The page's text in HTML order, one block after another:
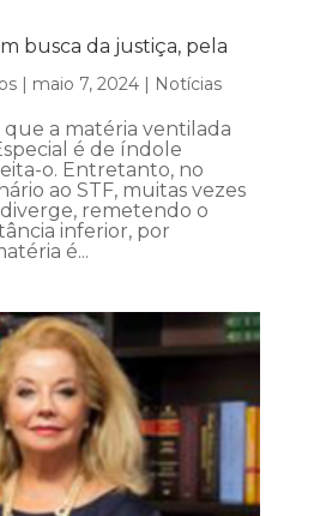
busca da justiça, pela
| maio 7, 2024| Notícias
que a matéria ventilada
é de índole
o. Entretanto, no
ao STF, muitas vezes
remetendo o
inferior, por
é...